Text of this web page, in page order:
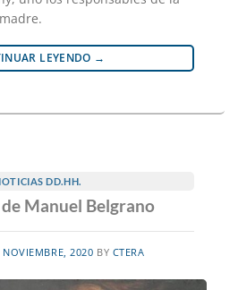
LEYENDO →
DD.HH.
Manuel Belgrano
NOVIEMBRE, 2020 BY CTERA